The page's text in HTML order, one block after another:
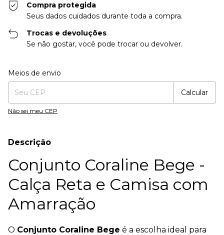
Compra protegida
Seus dados cuidados durante toda a compra.
Trocas e devoluções
Se não gostar, você pode trocar ou devolver.
Entregas para o CEP:
Meios de envio
Calcular
Não sei meu CEP
Descrição
Conjunto Coraline Bege -
Calça Reta e Camisa com
Amarração
O Conjunto Coraline Bege é a escolha ideal para